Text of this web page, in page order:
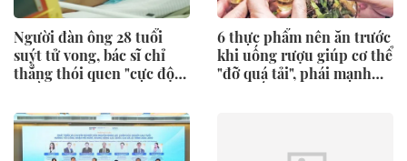
Người đàn ông 28 tuổi
suýt tử vong, bác sĩ chỉ
thẳng thói quen "cực độc"
6 thực phẩm nên ăn trước
khi uống rượu giúp cơ thể
"đỡ quá tải", phái mạnh